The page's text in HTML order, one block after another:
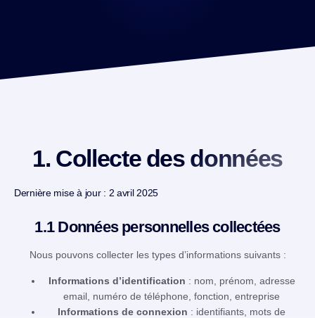
1. Collecte des données
Dernière mise à jour : 2 avril 2025
1.1 Données personnelles collectées
Nous pouvons collecter les types d’informations suivants :
Informations d’identification : nom, prénom, adresse
email, numéro de téléphone, fonction, entreprise
Informations de connexion : identifiants, mots de